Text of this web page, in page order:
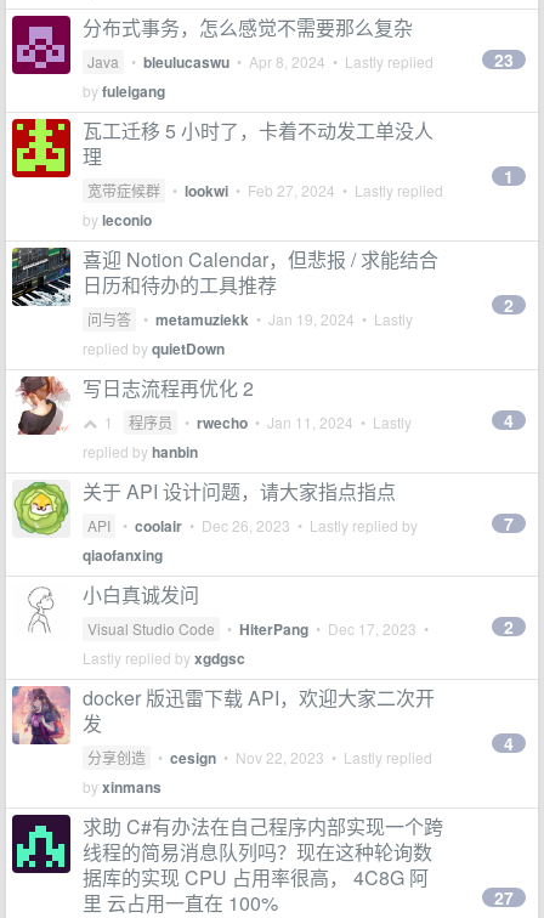
分布式事务，怎么感觉不需要那么复杂
Java • bleulucaswu • Apr 8, 2024 • Lastly replied
byfuleigang
23
瓦工迁移 5 小时了，卡着不动发工单没人
理
宽带症候群 • lookwi • Feb 27, 2024 • Lastly replied
byleconio
1
喜迎 Notion Calendar，但悲报 / 求能结合
日历和待办的工具推荐
问与答 • metamuziekk • Jan 19, 2024 • Lastly
replied byquietDown
2
写日志流程再优化 2
1 程序员 • rwecho • Jan 11, 2024 • Lastly
replied byhanbin
4
关于 API 设计问题，请大家指点指点
API • coolair • Dec 26, 2023 • Lastly replied by
qiaofanxing
7
小白真诚发问
Visual Studio Code • HiterPang • Dec 17, 2023 •
Lastly replied byxgdgsc
2
docker 版迅雷下载 API，欢迎大家二次开
发
分享创造 • cesign • Nov 22, 2023 • Lastly replied
byxinmans
4
求助 C#有办法在自己程序内部实现一个跨
线程的简易消息队列吗？现在这种轮询数
据库的实现 CPU 占用率很高， 4C8G 阿
里 云占用一直在 100%
27